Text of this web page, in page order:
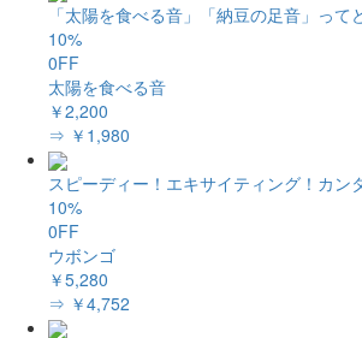
「太陽を食べる音」「納豆の足音」って
10%
0FF
太陽を食べる音
￥2,200
⇒ ￥1,980
スピーディー！エキサイティング！カン
10%
0FF
ウボンゴ
￥5,280
⇒ ￥4,752